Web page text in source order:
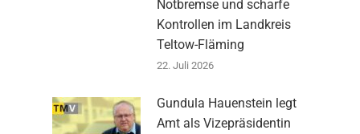
Notbremse und scharfe
Kontrollen im Landkreis
Teltow-Fläming
22. Juli 2026
Gundula Hauenstein legt
Amt als Vizepräsidentin